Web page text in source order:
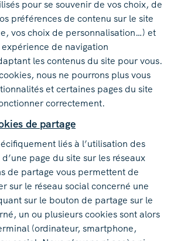
pour se souvenir de vos choix, de
préférences de contenu sur le site
vos choix de personnalisation…) et
de navigation
les contenus du site pour vous.
nous ne pourrons plus vous
et certaines pages du site
correctement.
de partage
liés à l’utilisation des
page du site sur les réseaux
de partage vous permettent de
sur le réseau social concerné une
sur le bouton de partage sur le
un ou plusieurs cookies sont alors
(ordinateur, smartphone,